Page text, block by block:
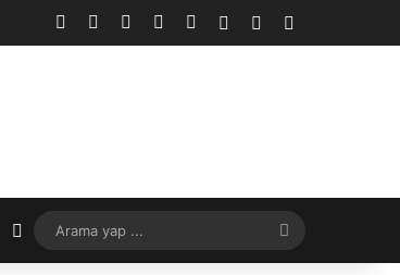
Facebook YouTubeInstagram
RSS Kayıt OlRastgele Makale
Rastgele Makale
Dış görünümü değiştir
yap